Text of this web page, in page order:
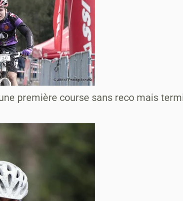
première course sans reco mais